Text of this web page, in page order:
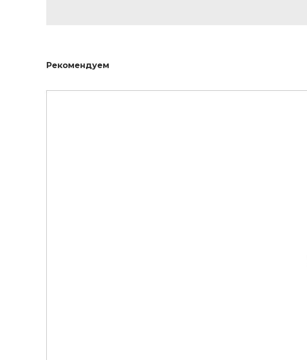
Рекомендуем